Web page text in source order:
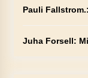
Pauli Fallstrom.:
Juha Forsell: